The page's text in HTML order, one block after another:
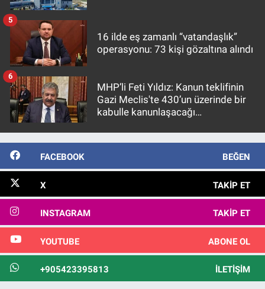
16 ilde eş zamanlı “vatandaşlık”
operasyonu: 73 kişi gözaltına alındı
5
MHP’li Feti Yıldız: Kanun teklifinin
Gazi Meclis'te 430’un üzerinde bir
kabulle kanunlaşacağı
6
FACEBOOK BEĞEN
X TAKIP ET
INSTAGRAM TAKIP ET
YOUTUBE ABONE OL
+905423395813 İLETIŞIM